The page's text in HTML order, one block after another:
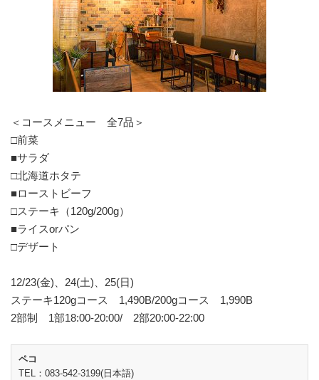
＜コースメニュー 全7品＞
□前菜
■サラダ
□北海道ホタテ
■ローストビーフ
□ステーキ（120g/200g）
■ライスorパン
□デザート
12/23(金)、24(土)、25(日)
ステーキ120gコース 1,490B/200gコース 1,990B
2部制 1部18:00-20:00/ 2部20:00-22:00
ペコ
TEL：083-542-3199(日本語)